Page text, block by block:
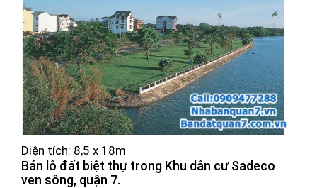
Diện tích: 8,5 x 18m
Bán lô đất biệt thự trong Khu dân cư Sadeco
ven sông, quận 7.